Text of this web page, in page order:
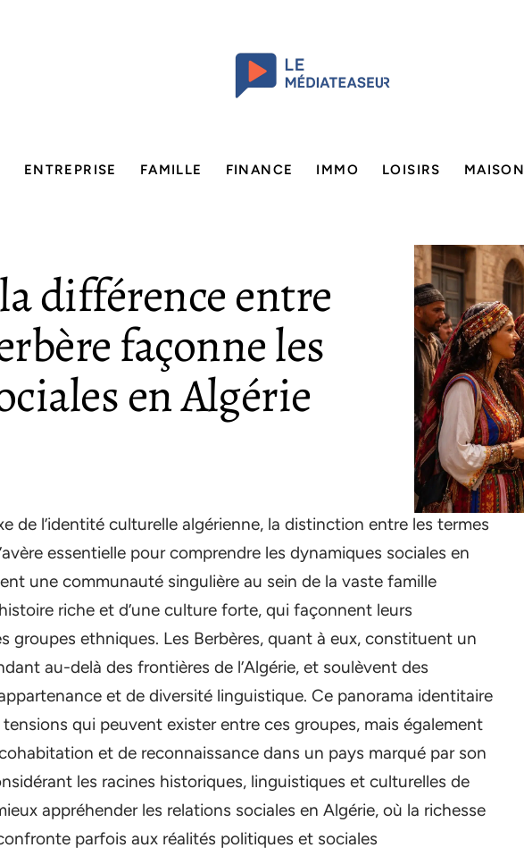
ENTREPRISE FAMILLE FINANCE IMMO LOISIRS MAISON
différence entre
façonne les
en Algérie
de l’identité culturelle algérienne, la distinction entre les termes
essentielle pour comprendre les dynamiques sociales en
une communauté singulière au sein de la vaste famille
riche et d’une culture forte, qui façonnent leurs
groupes ethniques. Les Berbères, quant à eux, constituent un
au-delà des frontières de l’Algérie, et soulèvent des
et de diversité linguistique. Ce panorama identitaire
qui peuvent exister entre ces groupes, mais également
et de reconnaissance dans un pays marqué par son
les racines historiques, linguistiques et culturelles de
appréhender les relations sociales en Algérie, où la richesse
parfois aux réalités politiques et sociales